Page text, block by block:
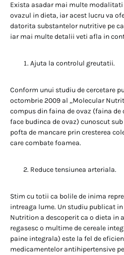
Exista asadar mai multe
ovazul in dieta, iar acest lucru va
datorita substantelor nutritive pe
iar mai multe detalii veti afla in
Ajuta la controlul greutatii.
Conform unui studiu de cercetare
octombrie 2009 al „Molecular
compus din faina de ovaz (faina de
face budinca de ovaz) cunoscut
pofta de mancare prin cresterea
care combate foamea.
Reduce tensiunea arteriala.
Stim cu totii ca bolile de inima
intreaga lume. Un studiu publicat
Nutrition a descoperit ca o dieta in
regasesc o multime de cereale
paine integrala) este la fel de
medicamentelor antihipertensive